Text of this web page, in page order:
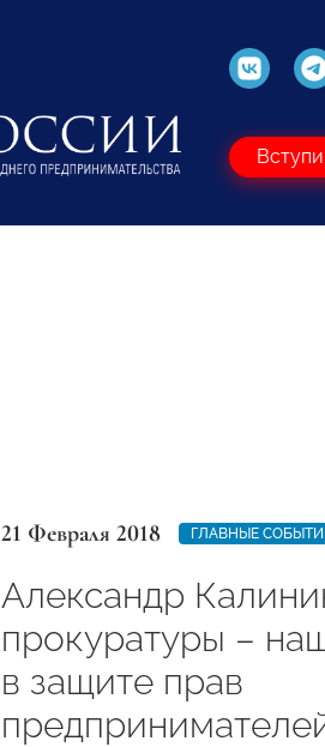
21 Февраля 2018 ГЛАВНЫЕ
Александр
прокуратуры –
в защите прав